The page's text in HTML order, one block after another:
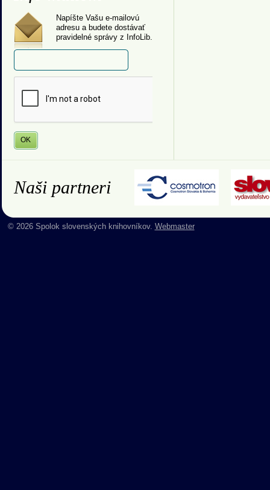
Napíšte Vašu e-mailovú
adresu a budete dostávať
pravidelné správy z InfoLib.
Naši partneri
© 2026 Spolok slovenských knihovníkov. Webmaster